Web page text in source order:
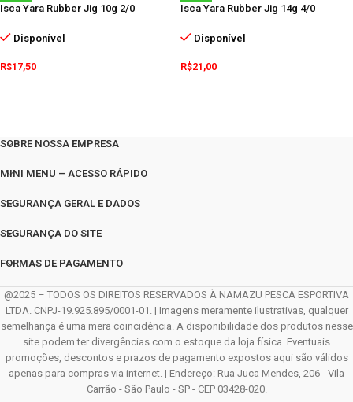
Isca Yara Rubber Jig 10g 2/0
Disponível
R$17,50
Isca Yara Rubber Jig 14g 4/0
Disponível
R$21,00
SOBRE NOSSA EMPRESA
MINI MENU – ACESSO RÁPIDO
SEGURANÇA GERAL E DADOS
SEGURANÇA DO SITE
FORMAS DE PAGAMENTO
@2025 – TODOS OS DIREITOS RESERVADOS À NAMAZU PESCA ESPORTIVA
LTDA. CNPJ-19.925.895/0001-01. | Imagens meramente ilustrativas, qualquer
semelhança é uma mera coincidência. A disponibilidade dos produtos nesse
site podem ter divergências com o estoque da loja física. Eventuais
promoções, descontos e prazos de pagamento expostos aqui são válidos
apenas para compras via internet. | Endereço: Rua Juca Mendes, 206 - Vila
Carrão - São Paulo - SP - CEP 03428-020.